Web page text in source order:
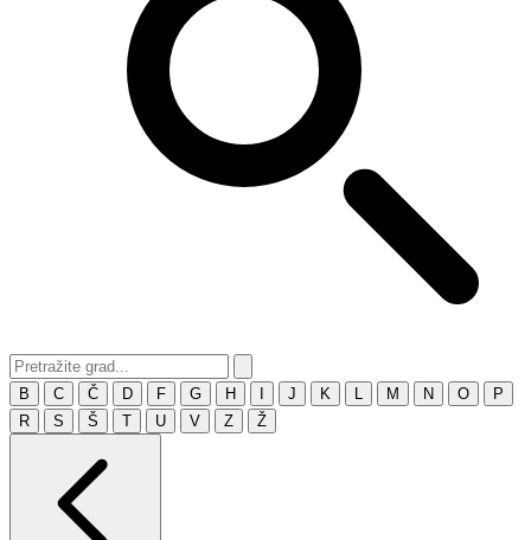
B C Č D F G H J K M N O
P
R
S Š T U V Z Ž